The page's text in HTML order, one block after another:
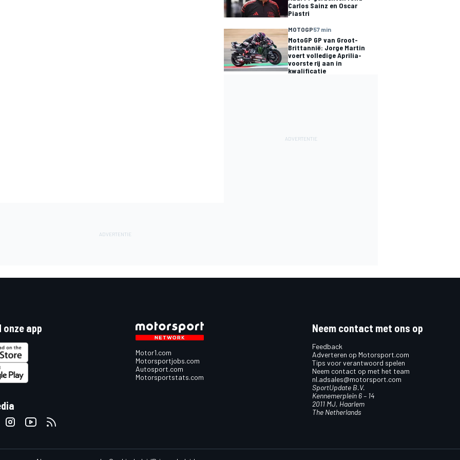
Carlos Sainz en Oscar
Piastri
MOTOGP57 min
MotoGP GP van Groot-
Brittannië: Jorge Martin
voert volledige Aprilia-
voorste rij aan in
kwalificatie
onze app
Motor1.com
Motorsportjobs.com
Autosport.com
Motorsportstats.com
Neem contact met ons op
Feedback
Adverteren op Motorsport.com
Tips voor verantwoord spelen
Neem contact op met het team
nl.adsales@motorsport.com
SportUpdate B.V.
Kennemerplein 6 – 14
2011 MJ, Haarlem
The Netherlands